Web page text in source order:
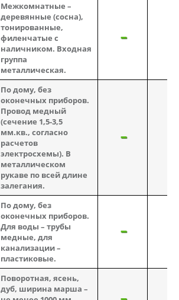
Межкомнатные –
деревянные (сосна),
тонированные,
филенчатые с
наличником. Входная
группа
металлическая.
По дому, без
оконечных приборов.
Провод медный
(сечение 1,5-3,5
мм.кв., согласно
расчетов
электросхемы). В
металлическом
рукаве по всей длине
залегания.
По дому, без
оконечных приборов.
Для воды – трубы
медные, для
канализации –
пластиковые.
Поворотная, ясень,
дуб, ширина марша –